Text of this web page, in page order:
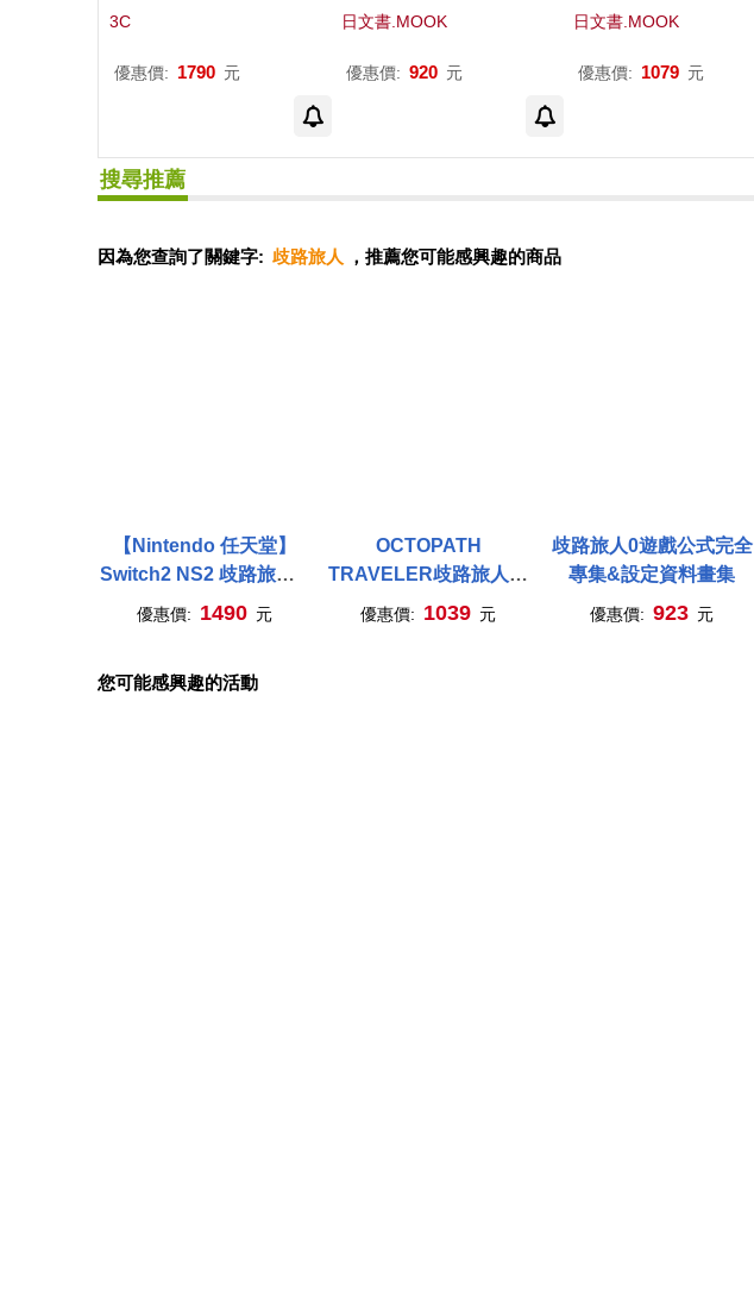
3C
優惠價: 1790 元
日文書.MOOK
優惠價: 920 元
20-2023
日文書.MOOK
優惠價: 1079 元
搜尋推薦
因為您查詢了關鍵字: 歧路旅人 ，推薦您可能感興趣的商品
【Nintendo 任天堂】
Switch2 NS2 歧路旅人 0
中文版
優惠價: 1490 元
OCTOPATH
TRAVELER歧路旅人遊
戲公式畫集 2016-2020
優惠價: 1039 元
歧路旅人0遊戲公式完全
專集&設定資料畫集
優惠價: 923 元
您可能感興趣的活動